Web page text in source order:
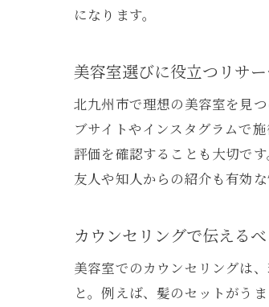
になります。
美容室選びに役立つリサ
北九州市で理想の美容室を見
ブサイトやインスタグラムで
評価を確認することも大切で
友人や知人からの紹介も有効
カウンセリングで伝える
美容室でのカウンセリングは
と。例えば、髪のセットがう